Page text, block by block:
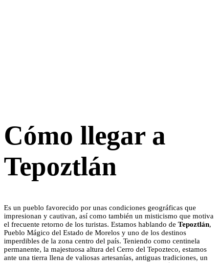
Cómo llegar a
Tepoztlán
Es un pueblo favorecido por unas condiciones geográficas que
impresionan y cautivan, así como también un misticismo que motiva
el frecuente retorno de los turistas. Estamos hablando de Tepoztlán,
Pueblo Mágico del Estado de Morelos y uno de los destinos
imperdibles de la zona centro del país. Teniendo como centinela
permanente, la majestuosa altura del Cerro del Tepozteco, estamos
ante una tierra llena de valiosas artesanías, antiguas tradiciones, un